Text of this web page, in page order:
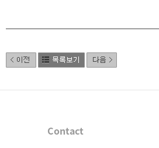
Contact